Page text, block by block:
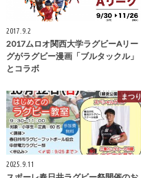
2017.9.2
2017ムロオ関西大学ラグビーAリー
グがラグビー漫画「ブルタックル」
とコラボ
まつり
2025.9.11